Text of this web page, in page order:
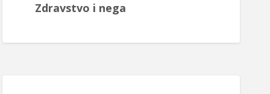
Zdravstvo i nega